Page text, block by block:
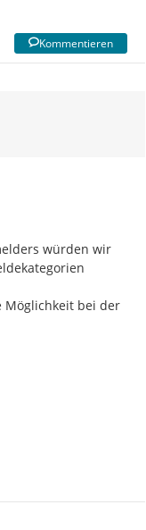
Kommentieren
würden wir
Möglichkeit bei der